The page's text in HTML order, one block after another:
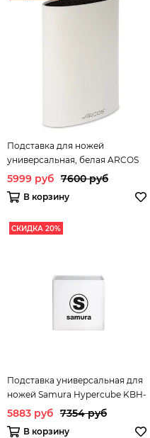
Подставка для ножей
универсальная, белая ARCOS
Kitchen gadgets арт. 794100
5999 руб 7600 руб
В корзину
СКИДКА 20%
Подставка универсальная для
ножей Samura Hypercube KBH-
101W/Y
5883 руб 7354 руб
В корзину